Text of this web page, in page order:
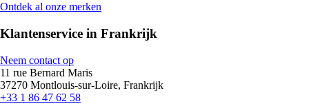
Ontdek al onze merken
Klantenservice in Frankrijk
Neem contact op
11 rue Bernard Maris
37270 Montlouis-sur-Loire, Frankrijk
+33 1 86 47 62 58